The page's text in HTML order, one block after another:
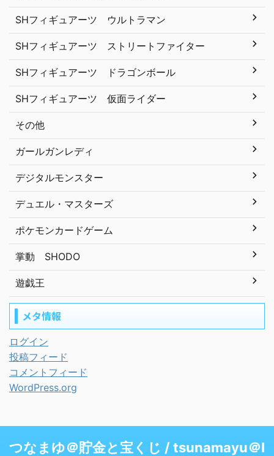
SHフィギュアーツ ウルトラマン
SHフィギュアーツ ストリートファイター
SHフィギュアーツ ドラゴンボール
SHフィギュアーツ 仮面ライダー
その他
ガールガンレディ
デジタルモンスター
デュエル・マスターズ
ポケモンカードゲーム
掌動 SHODO
遊戯王
メタ情報
ログイン
投稿フィード
コメントフィード
WordPress.org
つなまゆ＠貯金と宝くじ / tsunamayu＠I